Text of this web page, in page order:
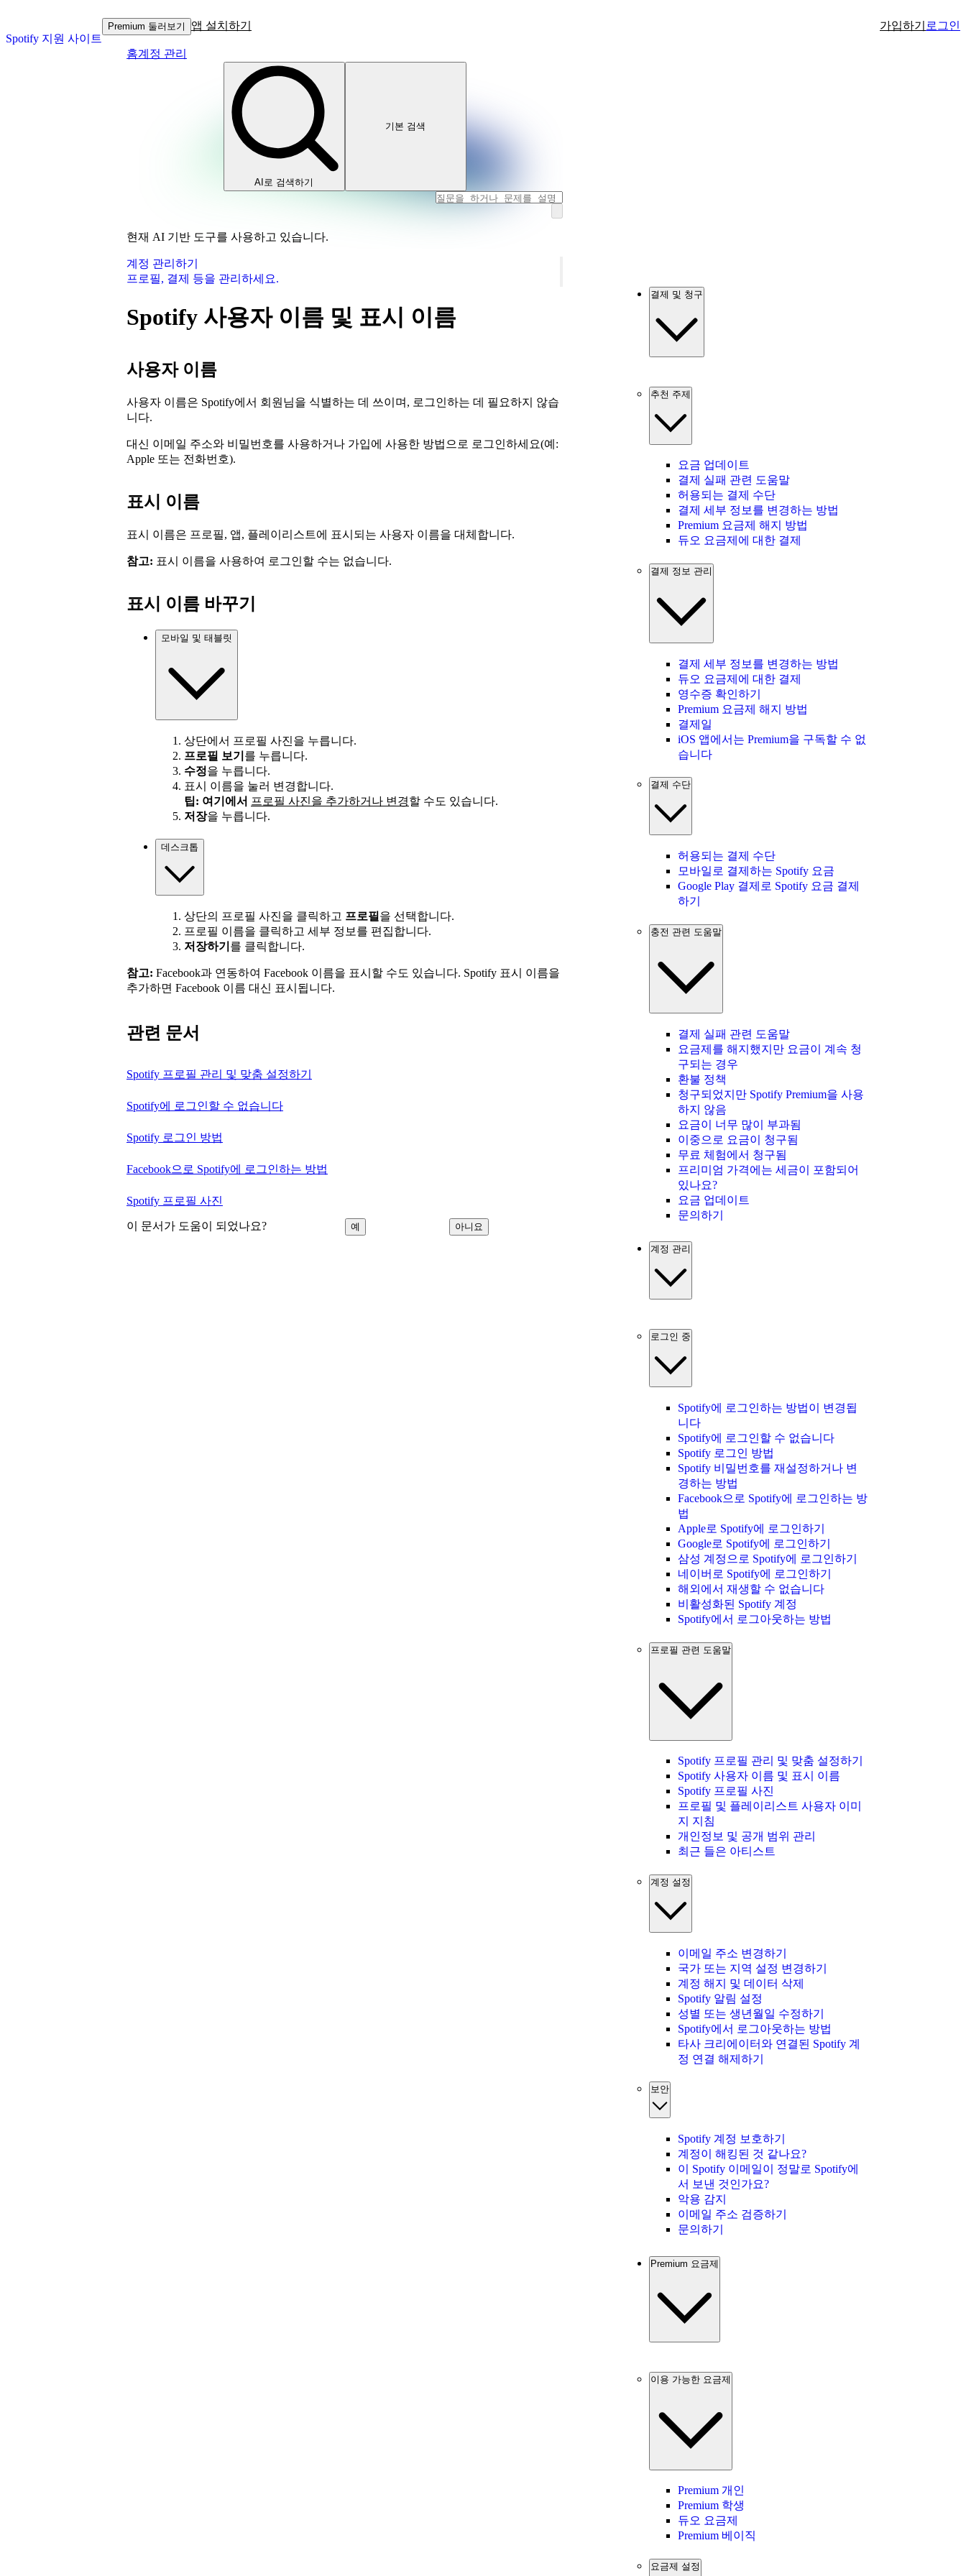
Spotify 지원 사이트
Premium 둘러보기 앱 설치하기 가입하기 로그인
홈계정 관리
AI로 검색하기
기본 검색
현재 AI 기반 도구를 사용하고 있습니다.
계정 관리하기
프로필, 결제 등을 관리하세요.
Spotify 사용자 이름 및 표시 이름
사용자 이름
사용자 이름은 Spotify에서 회원님을 식별하는 데 쓰이며, 로그인하는 데 필요하지 않습
니다.
대신 이메일 주소와 비밀번호를 사용하거나 가입에 사용한 방법으로 로그인하세요(예:
Apple 또는 전화번호).
표시 이름
표시 이름은 프로필, 앱, 플레이리스트에 표시되는 사용자 이름을 대체합니다.
참고: 표시 이름을 사용하여 로그인할 수는 없습니다.
표시 이름 바꾸기
모바일 및 태블릿
상단에서 프로필 사진을 누릅니다.
프로필 보기 를 누릅니다.
수정을 누릅니다.
표시 이름을 눌러 변경합니다.
팁: 여기에서 프로필 사진을 추가하거나 변경할 수도 있습니다.
저장을 누릅니다.
데스크톱
상단의 프로필 사진을 클릭하고 프로필 을 선택합니다.
프로필 이름을 클릭하고 세부 정보를 편집합니다.
저장하기 를 클릭합니다.
참고: Facebook과 연동하여 Facebook 이름을 표시할 수도 있습니다. Spotify 표시 이름을
추가하면 Facebook 이름 대신 표시됩니다.
관련 문서
Spotify 프로필 관리 및 맞춤 설정하기
Spotify에 로그인할 수 없습니다
Spotify 로그인 방법
Facebook으로 Spotify에 로그인하는 방법
Spotify 프로필 사진
이 문서가 도움이 되었나요? 예 아니요
결제 및 청구
추천 주제
요금 업데이트
결제 실패 관련 도움말
허용되는 결제 수단
결제 세부 정보를 변경하는 방법
Premium 요금제 해지 방법
듀오 요금제에 대한 결제
결제 정보 관리
결제 세부 정보를 변경하는 방법
듀오 요금제에 대한 결제
영수증 확인하기
Premium 요금제 해지 방법
결제일
iOS 앱에서는 Premium을 구독할 수 없
습니다
결제 수단
허용되는 결제 수단
모바일로 결제하는 Spotify 요금
Google Play 결제로 Spotify 요금 결제
하기
충전 관련 도움말
결제 실패 관련 도움말
요금제를 해지했지만 요금이 계속 청
구되는 경우
환불 정책
청구되었지만 Spotify Premium을 사용
하지 않음
요금이 너무 많이 부과됨
이중으로 요금이 청구됨
무료 체험에서 청구됨
프리미엄 가격에는 세금이 포함되어
있나요?
요금 업데이트
문의하기
계정 관리
로그인 중
Spotify에 로그인하는 방법이 변경됩
니다
Spotify에 로그인할 수 없습니다
Spotify 로그인 방법
Spotify 비밀번호를 재설정하거나 변
경하는 방법
Facebook으로 Spotify에 로그인하는 방
법
Apple로 Spotify에 로그인하기
Google로 Spotify에 로그인하기
삼성 계정으로 Spotify에 로그인하기
네이버로 Spotify에 로그인하기
해외에서 재생할 수 없습니다
비활성화된 Spotify 계정
Spotify에서 로그아웃하는 방법
프로필 관련 도움말
Spotify 프로필 관리 및 맞춤 설정하기
Spotify 사용자 이름 및 표시 이름
Spotify 프로필 사진
프로필 및 플레이리스트 사용자 이미
지 지침
개인정보 및 공개 범위 관리
최근 들은 아티스트
계정 설정
이메일 주소 변경하기
국가 또는 지역 설정 변경하기
계정 해지 및 데이터 삭제
Spotify 알림 설정
성별 또는 생년월일 수정하기
Spotify에서 로그아웃하는 방법
타사 크리에이터와 연결된 Spotify 계
정 연결 해제하기
보안
Spotify 계정 보호하기
계정이 해킹된 것 같나요?
이 Spotify 이메일이 정말로 Spotify에
서 보낸 것인가요?
악용 감지
이메일 주소 검증하기
문의하기
Premium 요금제
이용 가능한 요금제
Premium 개인
Premium 학생
듀오 요금제
Premium 베이직
요금제 설정